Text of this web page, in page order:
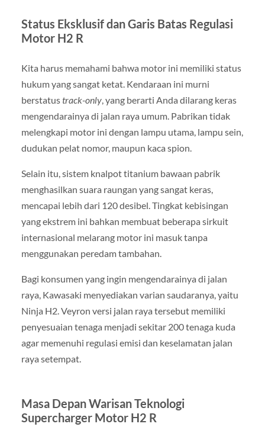
Status Eksklusif dan Garis Batas Regulasi
Motor H2 R
Kita harus memahami bahwa motor ini memiliki status
hukum yang sangat ketat. Kendaraan ini murni
berstatustrack-only, yang berarti Anda dilarang keras
mengendarainya di jalan raya umum. Pabrikan tidak
melengkapi motor ini dengan lampu utama, lampu sein,
dudukan pelat nomor, maupun kaca spion.
Selain itu, sistem knalpot titanium bawaan pabrik
menghasilkan suara raungan yang sangat keras,
mencapai lebih dari 120 desibel. Tingkat kebisingan
yang ekstrem ini bahkan membuat beberapa sirkuit
internasional melarang motor ini masuk tanpa
menggunakan peredam tambahan.
Bagi konsumen yang ingin mengendarainya di jalan
raya, Kawasaki menyediakan varian saudaranya, yaitu
Ninja H2. Veyron versi jalan raya tersebut memiliki
penyesuaian tenaga menjadi sekitar 200 tenaga kuda
agar memenuhi regulasi emisi dan keselamatan jalan
raya setempat.
Masa Depan Warisan Teknologi
Supercharger Motor H2 R